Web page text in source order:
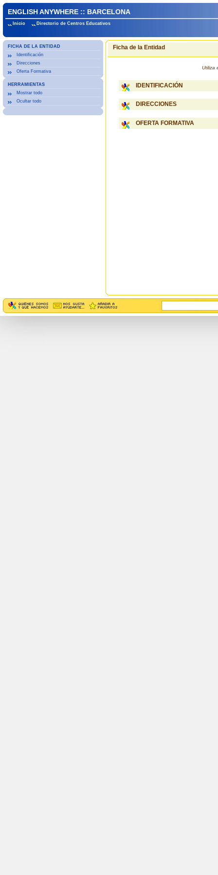
ENGLISH ANYWHERE :: BARCELONA
Inicio Directorio de Centros Educativos
FICHA DE LA ENTIDAD
Identificación
Direcciones
Oferta Formativa
HERRAMIENTAS
Mostrar todo
Ocultar todo
Ficha de la Entidad
Utiliza
IDENTIFICACIÓN
DIRECCIONES
OFERTA FORMATIVA